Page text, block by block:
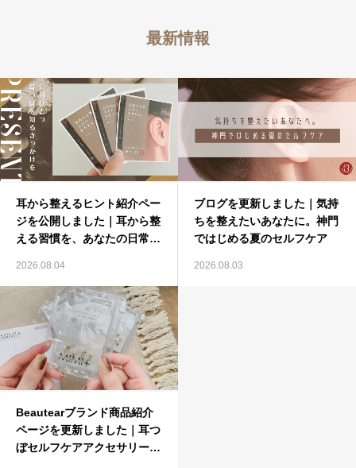
最新情報
耳から整えるヒント紹介ペー
ジを公開しました｜耳から整
える習慣を、あなたの日常
2026.08.04
ブログを更新しました｜気持
ちを整えたいあなたに。神門
ではじめる夏のセルフケア
2026.08.03
Beautearブランド商品紹介
ページを更新しました｜耳つ
ぼセルフケアアクセサリー